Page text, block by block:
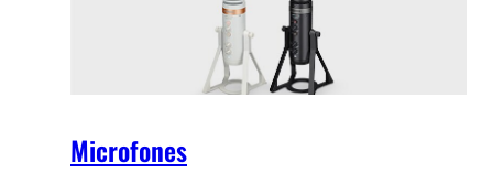
Microfones